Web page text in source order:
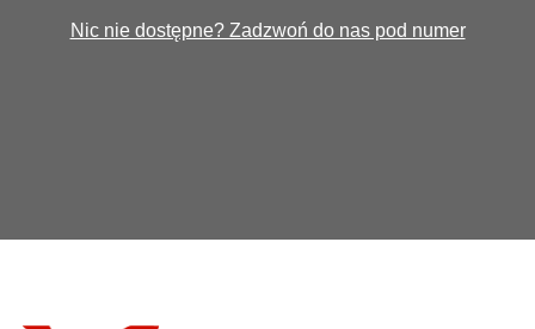
Nic nie dostępne? Zadzwoń do nas pod numer